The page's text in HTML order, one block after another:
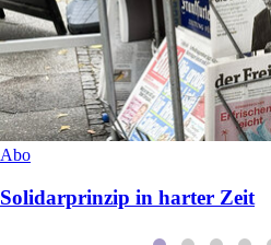
Abo
Solidarprinzip in harter Zeit